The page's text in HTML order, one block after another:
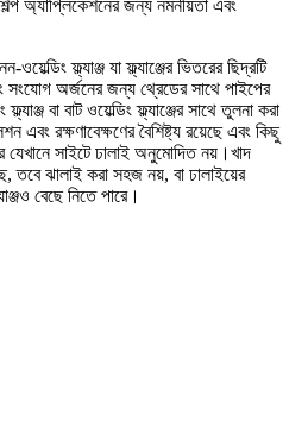
অ্যাপ্লিকেশনের জন্য নমনীয়তা এবং
ফ্ল্যাঞ্জ যা ফ্ল্যাঞ্জের ভিতরের ছিদ্রটি
সংযোগ অর্জনের জন্য থ্রেডের সাথে পাইপের
বা বাট ওয়েল্ডিং ফ্ল্যাঞ্জের সাথে তুলনা করা
এবং রক্ষণাবেক্ষণের বৈশিষ্ট্য রয়েছে এবং কিছু
যেখানে সাইটে ঢালাই অনুমোদিত নয়।খাদ
তবে ঝালাই করা সহজ নয়, বা ঢালাইয়ের
বেছে নিতে পারে।